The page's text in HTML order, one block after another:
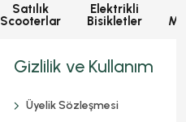
Satılık
Scooterlar
Elektrikli
Bisikletler
Gizlilik ve Kullanım
Üyelik Sözleşmesi